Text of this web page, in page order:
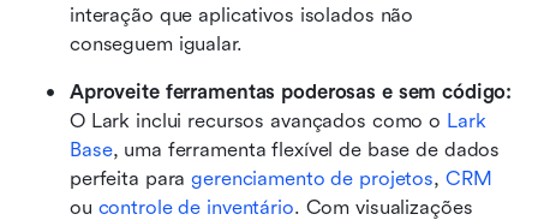
interação que aplicativos isolados não
conseguem igualar.
O Lark inclui recursos avançados como o Lark
Base, uma ferramenta flexível de base de dados
perfeita para gerenciamento de projetos, CRM
ou controle de inventário. Com visualizações